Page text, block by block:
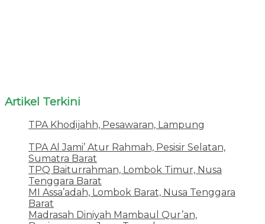
Artikel Terkini
TPA Khodijahh, Pesawaran, Lampung
TPA Al Jami’ Atur Rahmah, Pesisir Selatan,
Sumatra Barat
TPQ Baiturrahman, Lombok Timur, Nusa
Tenggara Barat
MI Assa’adah, Lombok Barat, Nusa Tenggara
Barat
Madrasah Diniyah Mambaul Qur’an,